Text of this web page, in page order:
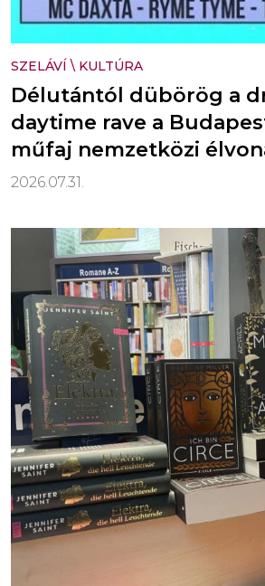
SZELÁVÍ \ KULTÚRA
Délutántól dübörög a
daytime rave a
műfaj nemzetközi
2026.07.31.